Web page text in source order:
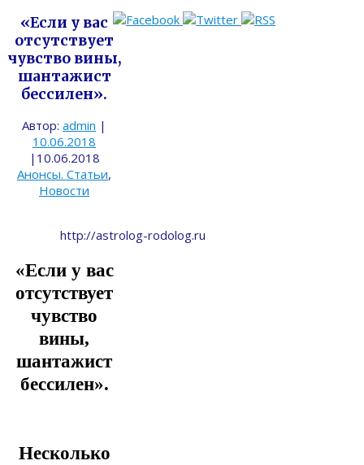
«Если у вас
отсутствует
чувство вины,
шантажист
бессилен».
Автор: admin |
10.06.2018
| 10.06.2018
Анонсы. Статьи,
Новости
http://astrolog-rodolog.ru
«Если у вас
отсутствует
чувство
вины,
шантажист
бессилен».
Несколько